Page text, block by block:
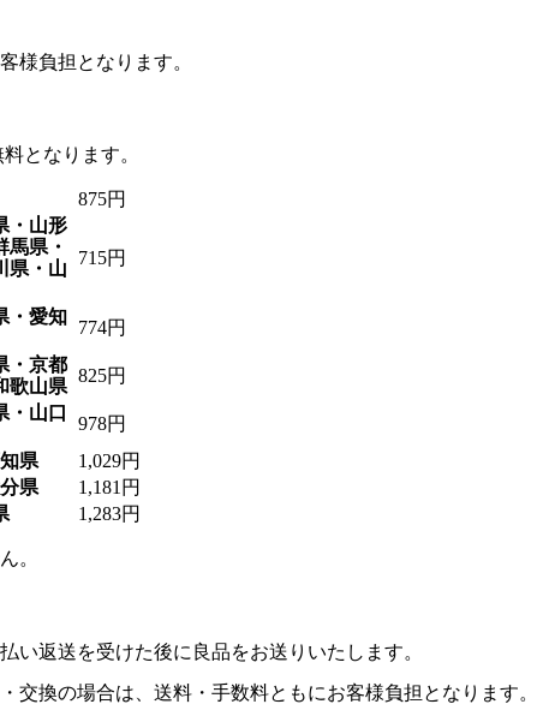
様負担となります。
となります。
875円
・山形
県・
県・山
715円
・愛知
774円
・京都
歌山県
825円
・山口
978円
県
1,029円
県
1,181円
1,283円
。
い返送を受けた後に良品をお送りいたします。
交換の場合は、送料・手数料ともにお客様負担となります。